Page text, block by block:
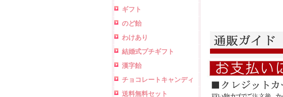
ギフト
のど飴
わけあり
結婚式プチギフト
漢字飴
チョコレートキャンディ
送料無料セット